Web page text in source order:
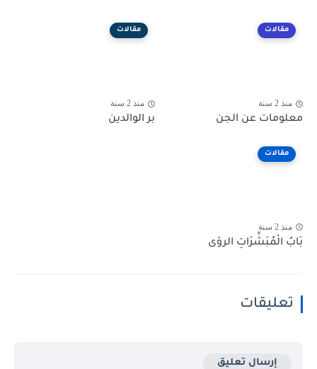
مقالات
منذ 2 سنة
معلومات عن الجن
مقالات
منذ 2 سنة
بر الوالدين
مقالات
منذ 2 سنة
بَابُ الْمُبَشِّرَاتِ الرؤى
تعليقات
إرسال تعليق